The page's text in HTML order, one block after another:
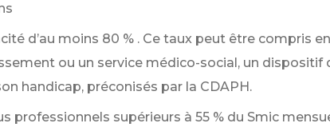
d’au moins 80 % . Ce taux peut être compris
ou un service médico-social, un
handicap, préconisés par la CDAPH.
professionnels supérieurs à 55 % du Smic